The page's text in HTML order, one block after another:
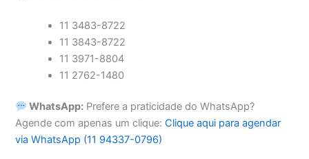
11 3483-8722
11 3843-8722
11 3971-8804
11 2762-1480
WhatsApp: Prefere a praticidade do WhatsApp?
Agende com apenas um clique:Clique aqui para agendar
via WhatsApp (11 94337-0796)